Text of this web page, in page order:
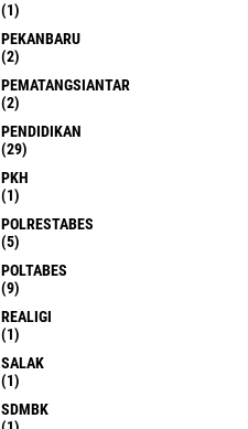
(1)
PEKANBARU
(2)
PEMATANGSIANTAR
(2)
PENDIDIKAN
(29)
PKH
(1)
POLRESTABES
(5)
POLTABES
(9)
REALIGI
(1)
SALAK
(1)
SDMBK